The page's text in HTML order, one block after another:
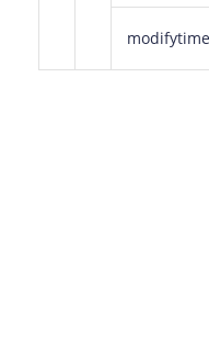
modifytime